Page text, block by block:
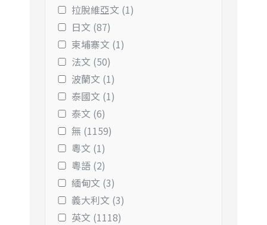
拉脫維亞文 (1)
日文 (87)
柬埔寨文 (1)
法文 (50)
波蘭文 (1)
泰國文 (1)
泰文 (6)
無 (1159)
粵文 (1)
粵語 (2)
緬甸文 (3)
義大利文 (3)
英文 (1118)